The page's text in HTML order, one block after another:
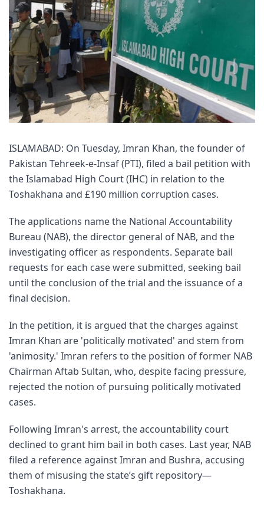
ISLAMABAD: On Tuesday, Imran Khan, the founder of
Pakistan Tehreek-e-Insaf (PTI), filed a bail petition with
the Islamabad High Court (IHC) in relation to the
Toshakhana and £190 million corruption cases.
The applications name the National Accountability
Bureau (NAB), the director general of NAB, and the
investigating officer as respondents. Separate bail
requests for each case were submitted, seeking bail
until the conclusion of the trial and the issuance of a
final decision.
In the petition, it is argued that the charges against
Imran Khan are 'politically motivated' and stem from
'animosity.' Imran refers to the position of former NAB
Chairman Aftab Sultan, who, despite facing pressure,
rejected the notion of pursuing politically motivated
cases.
Following Imran's arrest, the accountability court
declined to grant him bail in both cases. Last year, NAB
filed a reference against Imran and Bushra, accusing
them of misusing the state’s gift repository—
Toshakhana.